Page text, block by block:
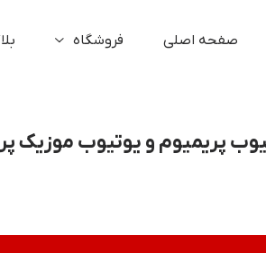
صفحه اصلی
فروشگاه
پریمیوم و یوتیوب موزیک